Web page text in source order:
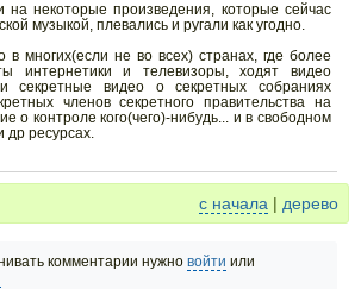
на некоторые произведения, которые сейчас
музыкой, плевались и ругали как угодно.
многих(если не во всех) странах, где более
интернетики и телевизоры, ходят видео
секретные видео о секретных собраниях
членов секретного правительства на
о контроле кого(чего)-нибудь... и в свободном
др ресурсах.
с начала | дерево
комментарии нужно войти или